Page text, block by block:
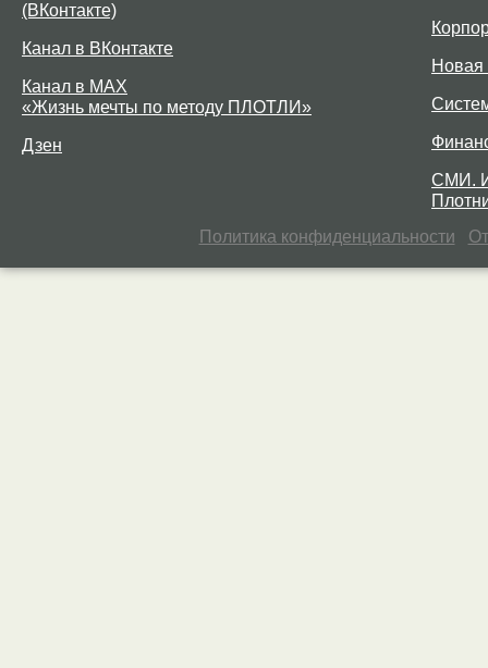
(ВКонтакте)
Канал в ВКонтакте
Канал в MAX
«Жизнь мечты по методу ПЛОТЛИ»
Дзен
Новая
СМИ.
Политика конфиденциальности